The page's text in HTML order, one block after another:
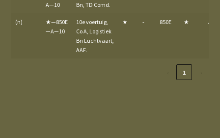
A—10
Bn, TD Comd.
(n)
★—850E
—A—10
10e voertuig,
Co A, Logistiek
Bn Luchtvaart,
AAF.
★ - 850E ★ A
1